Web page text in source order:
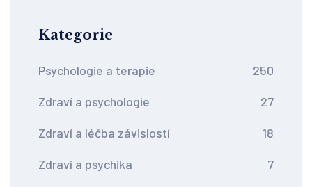
Kategorie
Psychologie a terapie 250
Zdraví a psychologie 27
Zdraví a léčba závislostí 18
Zdraví a psychika 7